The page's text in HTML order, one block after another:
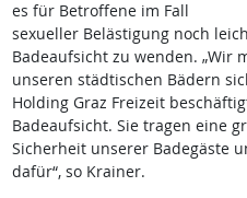
es für Betroffene im Fall
sexueller Belästigung noch
Badeaufsicht zu wenden. „Wir
unseren städtischen Bädern
Holding Graz Freizeit
Badeaufsicht. Sie tragen eine
Sicherheit unserer Badegäste
dafür“, so Krainer.